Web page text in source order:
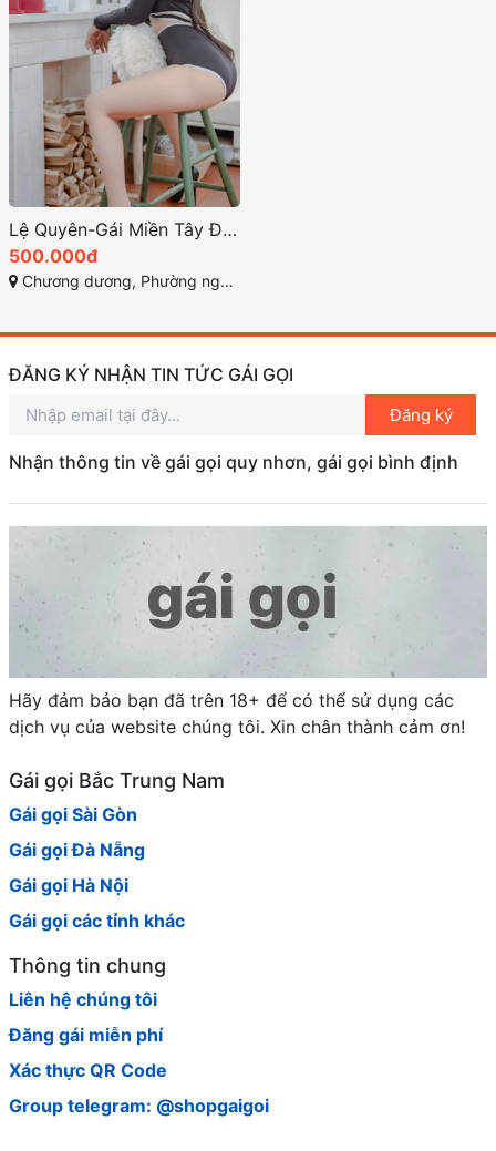
Lệ Quyên-Gái Miền Tây Đầy Nhiệt Huyết Trong Thế Giới Gái Gọi Chương Dương
500.000đ
Chương dương, Phường nguyễn văn cừ , TP quy nhơn
ĐĂNG KÝ NHẬN TIN TỨC GÁI GỌI
Đăng ký
Nhận thông tin về gái gọi quy nhơn, gái gọi bình định
Hãy đảm bảo bạn đã trên 18+ để có thể sử dụng các
dịch vụ của website chúng tôi. Xin chân thành cảm ơn!
Gái gọi Bắc Trung Nam
Gái gọi Sài Gòn
Gái gọi Đà Nẵng
Gái gọi Hà Nội
Gái gọi các tỉnh khác
Thông tin chung
Liên hệ chúng tôi
Đăng gái miễn phí
Xác thực QR Code
Group telegram: @shopgaigoi